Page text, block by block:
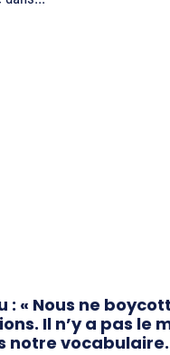
: « Nous ne
Il n’y a pas le
notre